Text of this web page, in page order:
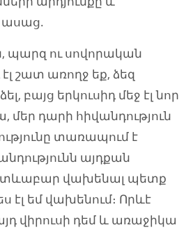
ասաց.
պարզ ու սովորական
շատ առողջ եք, ձեզ
բայց երկուսիդ մեջ էլ նոր
մեր դարի հիվանդություն
տառապում է
այդքան
վախենալ պետք
էլ եմ վախենում։ Որևէ
վիրուսի դեմ և առաջիկա